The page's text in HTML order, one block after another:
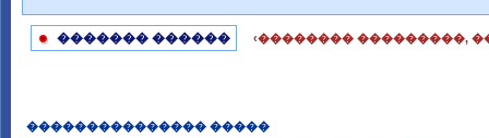
������� ������ ‹�������� ���������,
��������������� �����